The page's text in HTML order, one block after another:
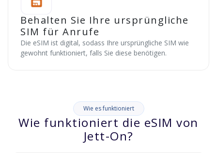
Behalten Sie Ihre ursprüngliche
SIM für Anrufe
Die eSIM ist digital, sodass Ihre ursprüngliche SIM wie
gewohnt funktioniert, falls Sie diese benötigen.
Wie es funktioniert
Wie funktioniert die eSIM von
Jett-On?